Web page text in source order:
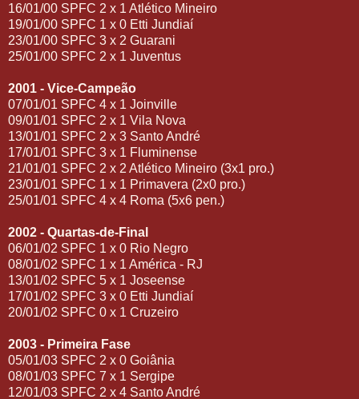
16/01/00 SPFC 2 x 1 Atlético Mineiro
19/01/00 SPFC 1 x 0 Etti Jundiaí
23/01/00 SPFC 3 x 2 Guarani
25/01/00 SPFC 2 x 1 Juventus
2001 - Vice-Campeão
07/01/01 SPFC 4 x 1 Joinville
09/01/01 SPFC 2 x 1 Vila Nova
13/01/01 SPFC 2 x 3 Santo André
17/01/01 SPFC 3 x 1 Fluminense
21/01/01 SPFC 2 x 2 Atlético Mineiro (3x1 pro.)
23/01/01 SPFC 1 x 1 Primavera (2x0 pro.)
25/01/01 SPFC 4 x 4 Roma (5x6 pen.)
2002 - Quartas-de-Final
06/01/02 SPFC 1 x 0 Rio Negro
08/01/02 SPFC 1 x 1 América - RJ
13/01/02 SPFC 5 x 1 Joseense
17/01/02 SPFC 3 x 0 Etti Jundiaí
20/01/02 SPFC 0 x 1 Cruzeiro
2003 - Primeira Fase
05/01/03 SPFC 2 x 0 Goiânia
08/01/03 SPFC 7 x 1 Sergipe
12/01/03 SPFC 2 x 4 Santo André